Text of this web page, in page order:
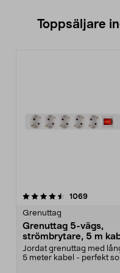
Toppsäljare
1069
Grenuttag
Grenuttag 5-vägs,
strömbrytare, 5 m
Jordat grenuttag med
5 meter kabel - perfekt
4.5 av 5 stjärnor